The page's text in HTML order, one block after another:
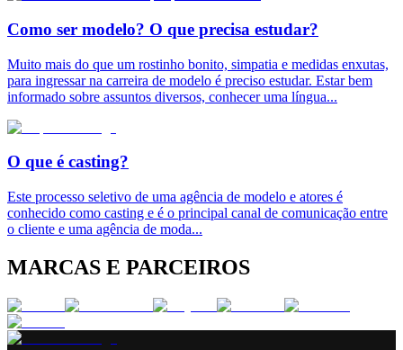
Como ser modelo? O que precisa estudar?
Muito mais do que um rostinho bonito, simpatia e medidas enxutas,
para ingressar na carreira de modelo é preciso estudar. Estar bem
informado sobre assuntos diversos, conhecer uma língua...
O que é casting?
Este processo seletivo de uma agência de modelo e atores é
conhecido como casting e é o principal canal de comunicação entre
o cliente e uma agência de moda...
MARCAS E PARCEIROS